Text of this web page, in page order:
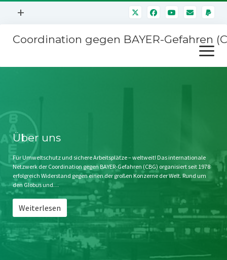
Menü
+
Mitmachen
Kontakt
Impressum
Störfälle
Coordination gegen BAYER-Gefahren
Menü
öffnen
Stichwort BAYER
Jahrestagung
SPENDEN
Über uns
Für Umweltschutz und sichere Arbeitsplätze – weltweit! Das internationale
Netzwerk der Coordination gegen BAYER-Gefahren (CBG) organisiert seit 1978
erfolgreich Widerstand gegen einen der großen Konzerne der Welt. Rund um
den Globus und…
Weiterlesen